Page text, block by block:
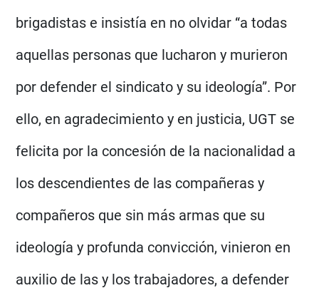
brigadistas e insistía en no olvidar “a todas
aquellas personas que lucharon y murieron
por defender el sindicato y su ideología”. Por
ello, en agradecimiento y en justicia, UGT se
felicita por la concesión de la nacionalidad a
los descendientes de las compañeras y
compañeros que sin más armas que su
ideología y profunda convicción, vinieron en
auxilio de las y los trabajadores, a defender